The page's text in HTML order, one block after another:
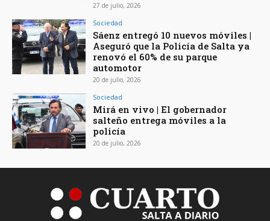
27 de julio, 2026
Sociedad
Sáenz entregó 10 nuevos móviles |
Aseguró que la Policía de Salta ya
renovó el 60% de su parque
automotor
20 de julio, 2026
Sociedad
Mirá en vivo | El gobernador
salteño entrega móviles a la
policía
20 de julio, 2026